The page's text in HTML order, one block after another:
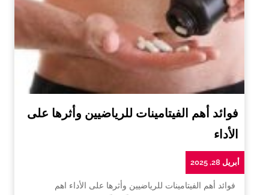
فوائد أهم الفيتامينات للرياضيين وأثرها على
الأداء
أبريل 28, 2025
فوائد أهم الفيتامينات للرياضيين وأثرها على الأداء اهم